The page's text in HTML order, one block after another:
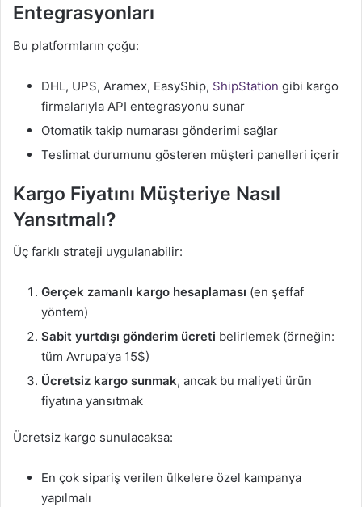
Entegrasyonları
Bu platformların çoğu:
DHL, UPS, Aramex, EasyShip, ShipStation gibi kargo
firmalarıyla API entegrasyonu sunar
Otomatik takip numarası gönderimi sağlar
Teslimat durumunu gösteren müşteri panelleri içerir
Kargo Fiyatını Müşteriye Nasıl
Yansıtmalı?
Üç farklı strateji uygulanabilir:
Gerçek zamanlı kargo hesaplaması (en şeffaf
yöntem)
Sabit yurtdışı gönderim ücreti belirlemek (örneğin:
tüm Avrupa’ya 15$)
Ücretsiz kargo sunmak, ancak bu maliyeti ürün
fiyatına yansıtmak
Ücretsiz kargo sunulacaksa:
En çok sipariş verilen ülkelere özel kampanya
yapılmalı